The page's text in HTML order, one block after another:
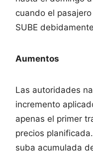
cuando el
SUBE
Aumentos
Las autoridades
incremento
apenas el primer
precios
suba acumulada